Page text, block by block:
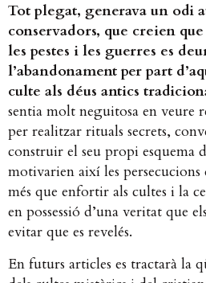
Tot plegat, generava un odi
conservadors, que creien
les pestes i les guerres es
l’abandonament per part
culte als déus antics
sentia molt neguitosa en veure
per realitzar rituals secrets,
construir el seu propi esquema
motivarien així les
més que enfortir als cultes i la
en possessió d’una veritat que
evitar que es revelés.
En futurs articles es tractarà la